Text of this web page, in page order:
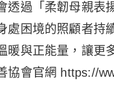
透過「柔韌母親表
處困境的照顧者持
暖與正能量，讓
協會官網 https://